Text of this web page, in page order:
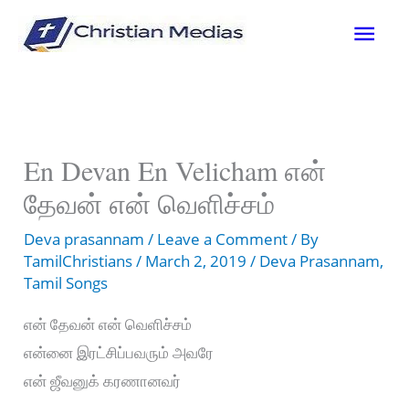
En Devan En Velicham என்
தேவன் என் வெளிச்சம்
Deva prasannam / Leave a Comment/ By
TamilChristians/ March 2, 2019/ Deva Prasannam,
Tamil Songs
என் தேவன் என் வெளிச்சம்
என்னை இரட்சிப்பவரும் அவரே
என் ஜீவனுக் கரணானவர்